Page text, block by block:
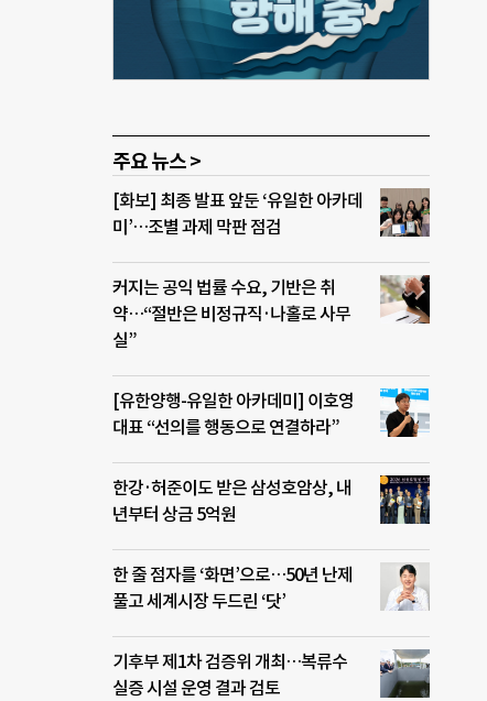
주요 뉴스 >
[화보] 최종 발표 앞둔 ‘유일한 아카데
미’…조별 과제 막판 점검
커지는 공익 법률 수요, 기반은 취
약…“절반은 비정규직·나홀로 사무
실”
[유한양행-유일한 아카데미] 이호영
대표 “선의를 행동으로 연결하라”
한강·허준이도 받은 삼성호암상, 내
년부터 상금 5억원
한 줄 점자를 ‘화면’으로…50년 난제
풀고 세계시장 두드린 ‘닷’
기후부 제1차 검증위 개최…복류수
실증 시설 운영 결과 검토